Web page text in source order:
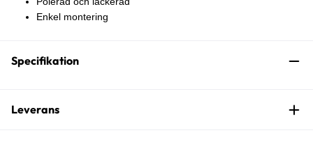
Enkel montering
Specifikation
Leverans